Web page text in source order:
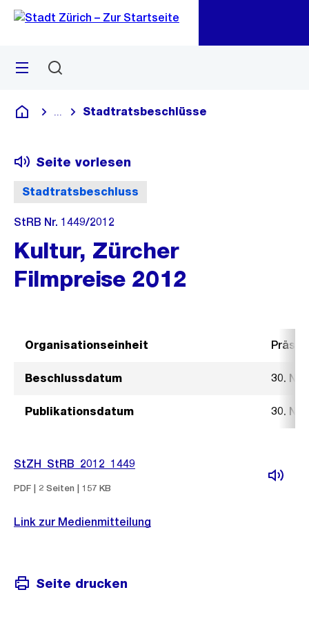
Navigation
Sprunglink
Menü
Deutsch
Blende alle Breadcrumbs ein
Stadtratsbeschlüsse
Stadtratsbeschluss
Seite vorlesen
StRB Nr. 1449/2012
Kultur, Zürcher
Filmpreise 2012
Organisationseinheit
Beschlussdatum 30.
Publikationsdatum 30.
StZH_StRB_2012_1449
PDF | 2 Seiten | 157 KB
Link zur Medienmitteilung
Seite drucken